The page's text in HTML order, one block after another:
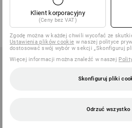
kolory/ów
od 105,66 zł
(z VAT) od 20 sztuki (z
Klient korporacyjny
(Ceny bez VAT)
Zgodę można w każdej chwili wycofać ze
Ustawienia plików cookie w naszej polityce
dostosować swój wybór w sekcji „Skonfiguruj
Więcej informacji można znaleźć w naszej
Skonfiguruj pliki
Odrzuć wszystko